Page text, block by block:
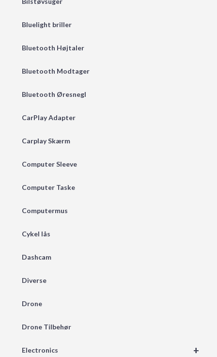
Bluelight briller
Bluetooth Højtaler
Bluetooth Modtager
Bluetooth Øresnegl
CarPlay Adapter
Carplay Skærm
Computer Sleeve
Computer Taske
Computermus
Cykel lås
Dashcam
Diverse
Drone
Drone Tilbehør
+
Electronics